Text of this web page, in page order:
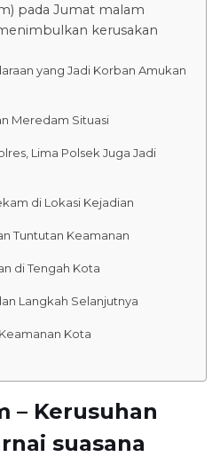
pada Jumat malam
kerusakan
yang Jadi Korban Amukan
Meredam Situasi
Lima Polsek Juga Jadi
di Lokasi Kejadian
Tuntutan Keamanan
di Tengah Kota
Langkah Selanjutnya
Kota
– Kerusuhan
suasana